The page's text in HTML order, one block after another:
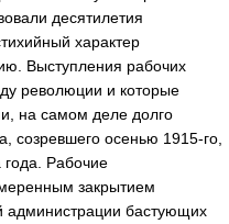
десятилетия
характер
Выступления рабочих
революции и которые
на самом деле долго
созревшего осенью 1915-го,
Рабочие
закрытием
администрации бастующих